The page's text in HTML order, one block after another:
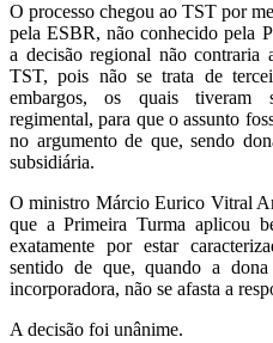
O processo chegou ao TST por
pela ESBR, não conhecido pela
a decisão regional não contraria
TST, pois não se trata de
embargos, os quais tiveram
regimental, para que o assunto
no argumento de que, sendo
subsidiária.
O ministro Márcio Eurico Vitral
que a Primeira Turma aplicou
exatamente por estar
sentido de que, quando a
incorporadora, não se afasta a
A decisão foi unânime.